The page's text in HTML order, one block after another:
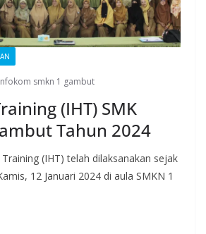
smkn 1 gambut
(IHT) SMK
Tahun 2024
(IHT) telah dilaksanakan sejak
12 Januari 2024 di aula SMKN 1